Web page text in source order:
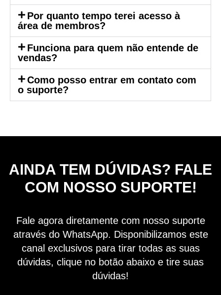
Por quanto tempo terei acesso à
área de membros?
Funciona para quem não entende de
vendas?
Como posso entrar em contato com
o suporte?
AINDA TEM DÚVIDAS? FALE
COM NOSSO SUPORTE!
Fale agora diretamente com nosso suporte
através do WhatsApp. Disponibilizamos este
canal exclusivos para tirar todas as suas
dúvidas, clique no botão abaixo e tire suas
dúvidas!